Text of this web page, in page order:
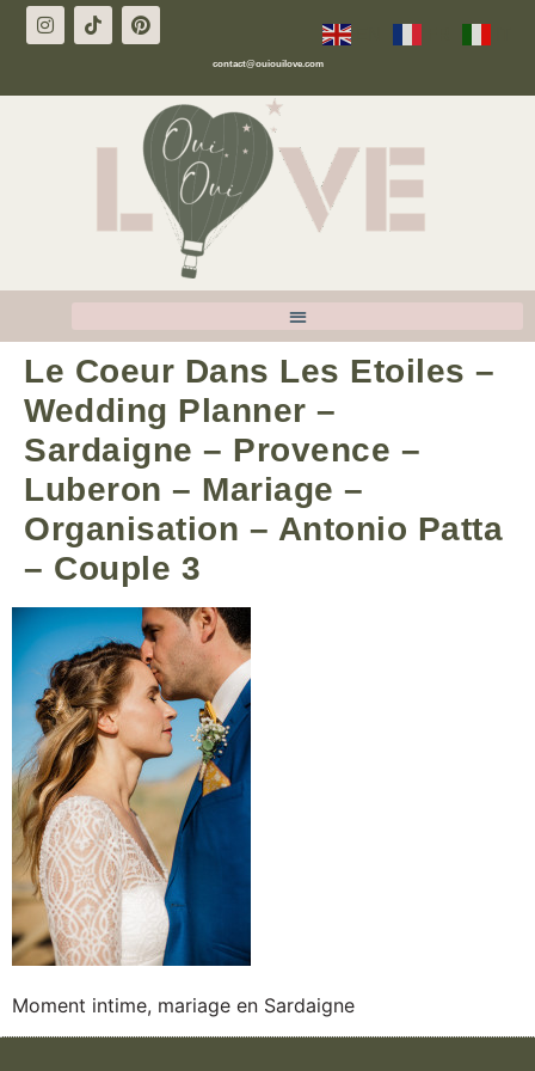
contact@ouiouilove.com
Le Coeur Dans Les Etoiles –
Wedding Planner –
Sardaigne – Provence –
Luberon – Mariage –
Organisation – Antonio Patta
– Couple 3
Moment intime, mariage en Sardaigne